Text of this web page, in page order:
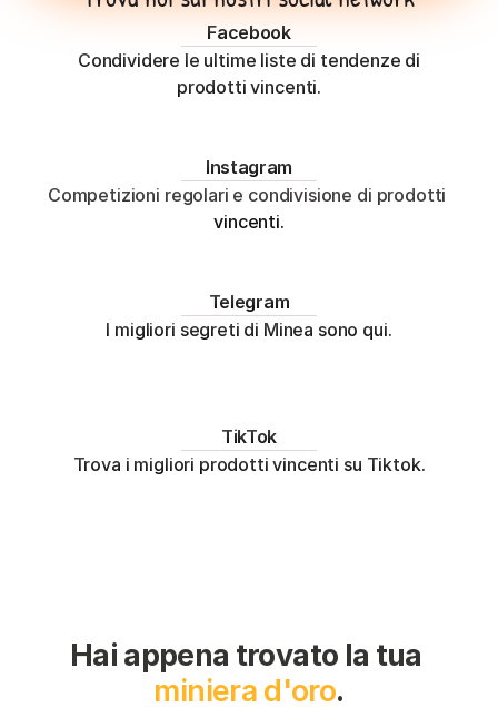
Facebook
Condividere le ultime liste di tendenze di
prodotti vincenti.
Instagram
Competizioni regolari e condivisione di prodotti
vincenti.
Telegram
I migliori segreti di Minea sono qui.
TikTok
Trova i migliori prodotti vincenti su Tiktok.
miniera d'oro.